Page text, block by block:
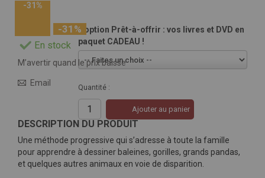
-31%
-31%
En stock
L'option Prêt-à-offrir : vos livres et DVD en
paquet CADEAU !
Quantité :
Ajouter au panier
M’avertir quand le prix baisse
Email
DESCRIPTION DU PRODUIT
Une méthode progressive qui s’adresse à toute la famille
pour apprendre à dessiner baleines, gorilles, grands pandas,
et quelques autres animaux en voie de disparition.